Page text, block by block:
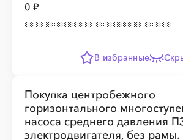
0 ₽
В избранные
Покупка центробежного
горизонтального
насоса среднего давления
электродвигателя, без рамы.